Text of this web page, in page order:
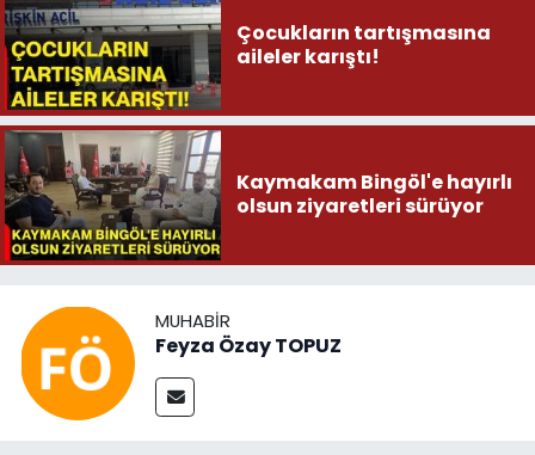
Çocukların tartışmasına
aileler karıştı!
Kaymakam Bingöl'e hayırlı
olsun ziyaretleri sürüyor
MUHABIR
Feyza Özay TOPUZ